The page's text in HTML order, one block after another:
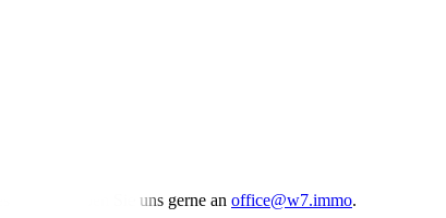
schreiben Sie uns gerne an office@w7.immo.